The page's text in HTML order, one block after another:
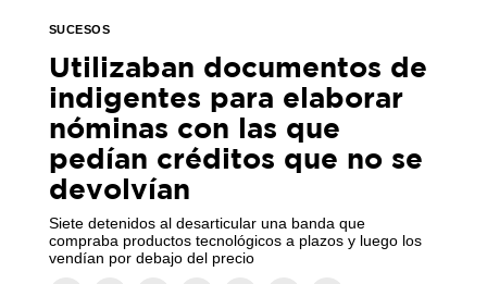
SUCESOS
Utilizaban documentos de
indigentes para elaborar
nóminas con las que
pedían créditos que no se
devolvían
Siete detenidos al desarticular una banda que
compraba productos tecnológicos a plazos y luego los
vendían por debajo del precio